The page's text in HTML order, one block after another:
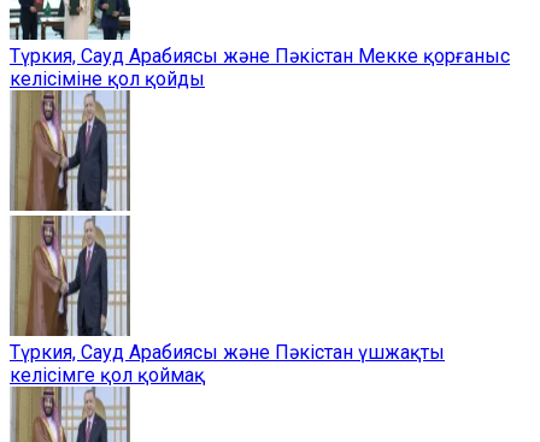
Түркия, Сауд Арабиясы және Пәкістан Мекке қорғаныс
келісіміне қол қойды
Түркия, Сауд Арабиясы және Пәкістан үшжақты
келісімге қол қоймақ